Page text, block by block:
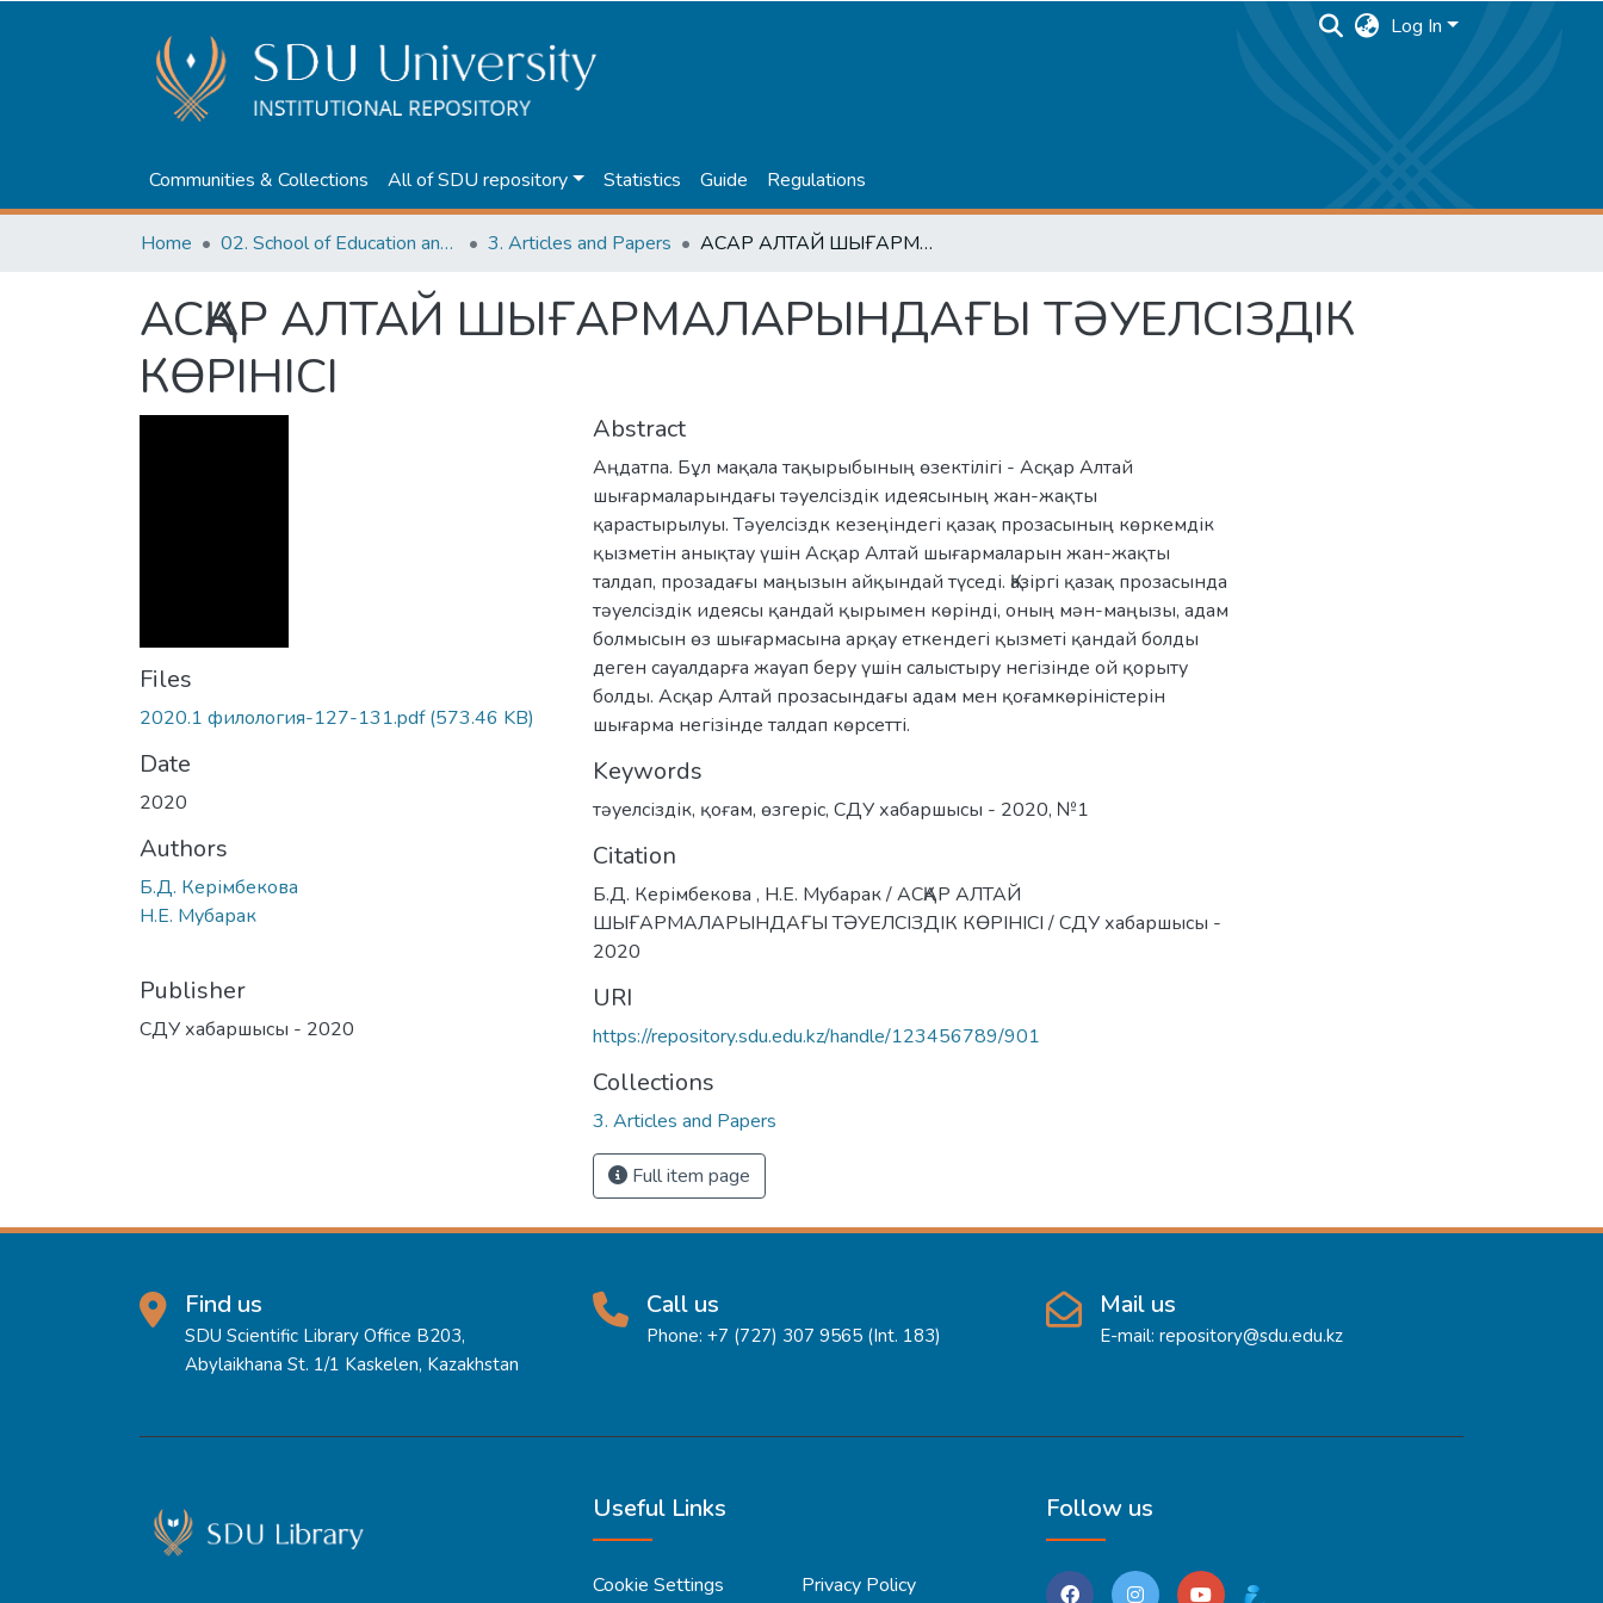
Log In
Communities & Collections All of SDU repository Statistics Guide Regulations
Home 02. School of Education and humanities 3. Articles and Papers АСҚАР АЛТАЙ ШЫҒАРМАЛАРЫНДАҒЫ ТӘУЕЛСІЗДІК КӨРІНІСІ
АСҚАР АЛТАЙ ШЫҒАРМАЛАРЫНДАҒЫ ТӘУЕЛСІЗДІК
КӨРІНІСІ
Files
2020.1 филология-127-131.pdf(573.46 KB)
Date
2020
Authors
Б.Д. Керімбекова
Н.Е. Мубарак
Publisher
СДУ хабаршысы - 2020
Abstract
Аңдатпа. Бұл мақала тақырыбының өзектілігі - Асқар Алтай
шығармаларындағы тәуелсіздік идеясының жан-жақты
қарастырылуы. Тәуелсіздк кезеңіндегі қазақ прозасының көркемдік
қызметін анықтау үшін Асқар Алтай шығармаларын жан-жақты
талдап, прозадағы маңызын айқындай түседі. Қазіргі қазақ прозасында
тәуелсіздік идеясы қандай қырымен көрінді, оның мән-маңызы, адам
болмысын өз шығармасына арқау еткендегі қызметі қандай болды
деген сауалдарға жауап беру үшін салыстыру негізінде ой қорыту
болды. Асқар Алтай прозасындағы адам мен қоғамкөріністерін
шығарма негізінде талдап көрсетті.
Keywords
тәуелсіздік, қоғам, өзгеріс, СДУ хабаршысы - 2020, №1
Citation
Б.Д. Керімбекова , Н.Е. Мубарак / АСҚАР АЛТАЙ
ШЫҒАРМАЛАРЫНДАҒЫ ТӘУЕЛСІЗДІК КӨРІНІСІ / СДУ хабаршысы -
2020
URI
https://repository.sdu.edu.kz/handle/123456789/901
Collections
3. Articles and Papers
Full item page
Find us
SDU Scientific Library Office B203,
Abylaikhana St. 1/1 Kaskelen, Kazakhstan
Call us
Phone: +7 (727) 307 9565 (Int. 183)
Mail us
E-mail: repository@sdu.edu.kz
Useful Links
Cookie Settings Privacy Policy
Follow us